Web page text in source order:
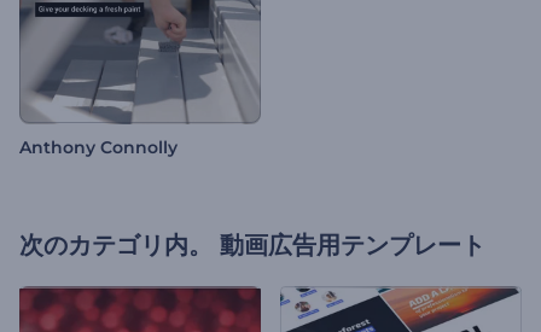
Anthony Connolly
次のカテゴリ内。 動画広告用テンプレート